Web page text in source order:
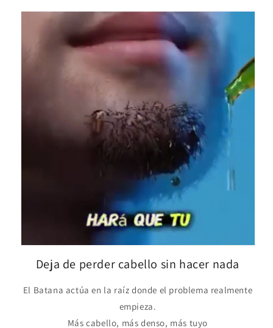
Deja de perder cabello sin hacer nada
El Batana actúa en la raíz donde el problema realmente
empieza.
Más cabello, más denso, más tuyo